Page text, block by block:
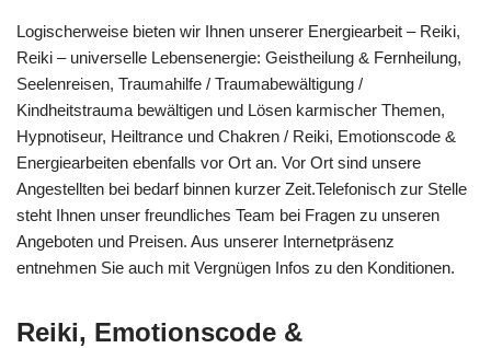
Logischerweise bieten wir Ihnen unserer Energiearbeit – Reiki,
Reiki – universelle Lebensenergie: Geistheilung & Fernheilung,
Seelenreisen, Traumahilfe / Traumabewältigung /
Kindheitstrauma bewältigen und Lösen karmischer Themen,
Hypnotiseur, Heiltrance und Chakren / Reiki, Emotionscode &
Energiearbeiten ebenfalls vor Ort an. Vor Ort sind unsere
Angestellten bei bedarf binnen kurzer Zeit.Telefonisch zur Stelle
steht Ihnen unser freundliches Team bei Fragen zu unseren
Angeboten und Preisen. Aus unserer Internetpräsenz
entnehmen Sie auch mit Vergnügen Infos zu den Konditionen.
Reiki, Emotionscode &